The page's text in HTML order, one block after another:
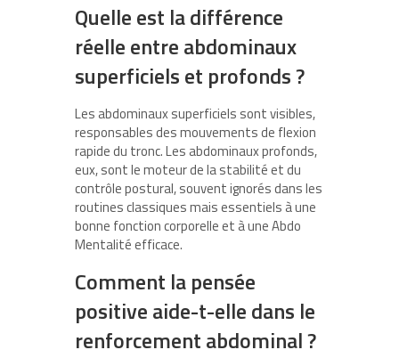
Quelle est la différence
réelle entre abdominaux
superficiels et profonds ?
Les abdominaux superficiels sont visibles,
responsables des mouvements de flexion
rapide du tronc. Les abdominaux profonds,
eux, sont le moteur de la stabilité et du
contrôle postural, souvent ignorés dans les
routines classiques mais essentiels à une
bonne fonction corporelle et à une Abdo
Mentalité efficace.
Comment la pensée
positive aide-t-elle dans le
renforcement abdominal ?